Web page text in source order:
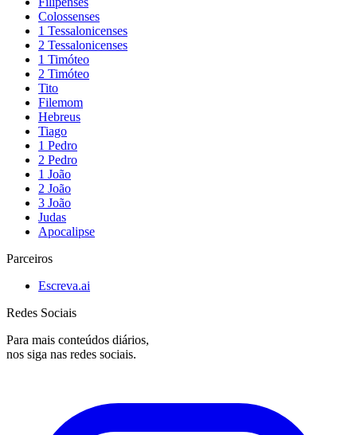
Colossenses
1 Tessalonicenses
2 Tessalonicenses
1 Timóteo
2 Timóteo
Tito
Filemom
Hebreus
Tiago
1 Pedro
2 Pedro
1 João
2 João
3 João
Judas
Apocalipse
Parceiros
Escreva.ai
Redes Sociais
Para mais conteúdos diários,
nos siga nas redes sociais.